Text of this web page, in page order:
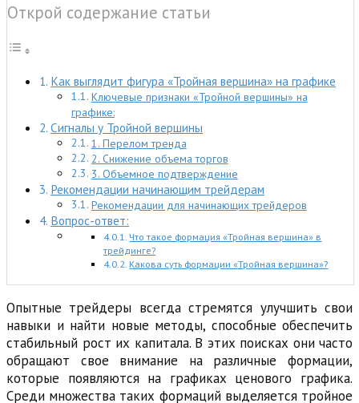
Открой содержание статьи
Как выглядит фигура «Тройная вершина» на графике
Ключевые признаки «Тройной вершины» на
графике:
Сигналы у Тройной вершины
1. Перелом тренда
2. Снижение объема торгов
3. Объемное подтверждение
Рекомендации начинающим трейдерам
Рекомендации для начинающих трейдеров
Вопрос-ответ:
Что такое формация «Тройная вершина» в
трейдинге?
Какова суть формации «Тройная вершина»?
Опытные трейдеры всегда стремятся улучшить свои
навыки и найти новые методы, способные обеспечить
стабильный рост их капитала. В этих поисках они часто
обращают свое внимание на различные формации,
которые появляются на графиках ценового графика.
Среди множества таких формаций выделяется тройное